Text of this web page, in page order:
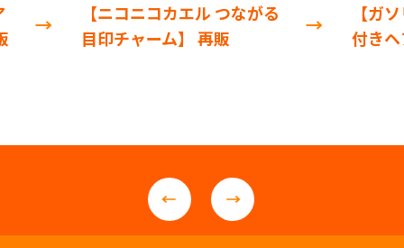
【ニコニコカエル つながる
目印チャーム】 再販
【ガ
付き